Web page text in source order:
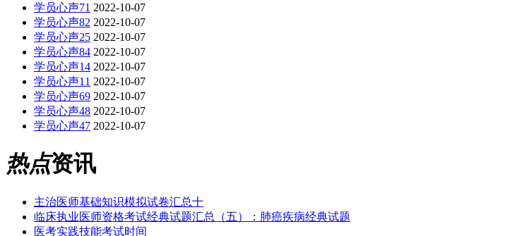
学员心声71 2022-10-07
学员心声82 2022-10-07
学员心声25 2022-10-07
学员心声84 2022-10-07
学员心声14 2022-10-07
学员心声11 2022-10-07
学员心声69 2022-10-07
学员心声48 2022-10-07
学员心声47 2022-10-07
热点资讯
主治医师基础知识模拟试卷汇总十
临床执业医师资格考试经典试题汇总（五）：肺癌疾病经典试题
医考实践技能考试时间